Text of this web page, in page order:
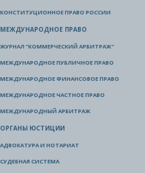
КОНСТИТУЦИОННОЕ ПРАВО РОССИИ
МЕЖДУНАРОДНОЕ ПРАВО
ЖУРНАЛ "КОММЕРЧЕСКИЙ АРБИТРАЖ"
МЕЖДУНАРОДНОЕ ПУБЛИЧНОЕ ПРАВО
МЕЖДУНАРОДНОЕ ФИНАНСОВОЕ ПРАВО
МЕЖДУНАРОДНОЕ ЧАСТНОЕ ПРАВО
МЕЖДУНАРОДНЫЙ АРБИТРАЖ
ОРГАНЫ ЮСТИЦИИ
АДВОКАТУРА И НОТАРИАТ
СУДЕБНАЯ СИСТЕМА